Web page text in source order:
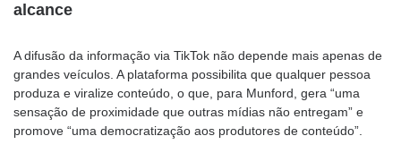
alcance
A difusão da informação via TikTok não depende mais apenas de
grandes veículos. A plataforma possibilita que qualquer pessoa
produza e viralize conteúdo, o que, para Munford, gera “uma
sensação de proximidade que outras mídias não entregam” e
promove “uma democratização aos produtores de conteúdo”.